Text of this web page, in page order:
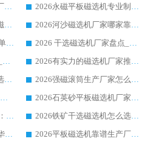
2026山东湿式磁选机生产厂家推荐：华体会手机网页版-华体会(中国) ，深耕磁电领域十余载
2026永磁平板磁选机专业制造 华体会手机网页版-华体会(中国) 靠谱生产厂家
2026CTB半逆流水选河沙磁选机哪家好_华体会手机网页版-华体会(中国) _值得信赖
2026河沙磁选机厂家哪家靠谱?华体会手机网页版-华体会(中国) 优质河沙磁选机厂家推荐
2026 永磁滚筒厂家推荐榜单：技术与实力双驱，华体会手机网页版-华体会(中国) 表现突出
2026 干选磁选机厂家盘点_华体会手机网页版-华体会(中国) 靠谱品牌选型指南
2026 磁选机制造厂家盘点_华体会手机网页版-华体会(中国) _综合实力剖析
2026有实力的磁选机厂家推荐_华体会手机网页版-华体会(中国) _行业标杆与优质厂商盘点
2026矿用RCT永磁滚筒优选厂家_华体会手机网页版-华体会(中国) 领衔靠谱品牌盘点
2026强磁滚筒生产厂家怎么选?行业口碑推荐华体会手机网页版-华体会(中国)
2026全磁滚筒怎么选?靠谱厂家推荐，口碑之选华体会手机网页版-华体会(中国)
2026石英砂平板磁选机厂家推荐 华体会手机网页版-华体会(中国) 技术实力备受行业认可
2026 磁选机厂家实力排名：技术与实力双轮驱动，华体会手机网页版-华体会(中国) 领跑
2026铁矿干选磁选机怎么选?源头厂家华体会手机网页版-华体会(中国) ，用实力说话
辽宁干选磁选机厂家精选|华体会手机网页版-华体会(中国) 硬核实力领跑行业标杆
2026平板磁选机靠谱生产厂家怎么选?行业标杆华体会手机网页版-华体会(中国) ，凭硬实力脱颖而出